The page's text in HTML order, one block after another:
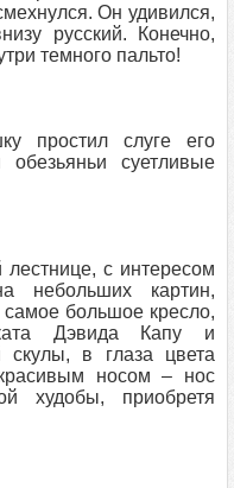
Он удивился,
русский. Конечно,
темного пальто!
простил слуге его
обезьяньи суетливые
лестнице, с интересом
небольших картин,
самое большое кресло,
Дэвида Капу и
в глаза цвета
носом – нос
худобы, приобретя